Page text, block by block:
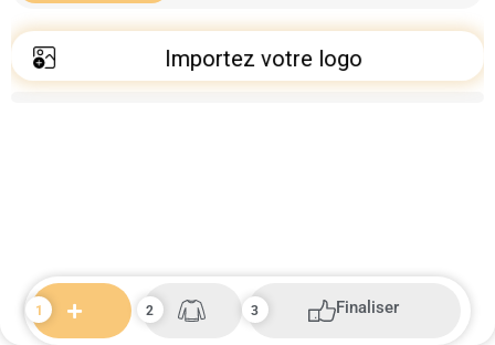
Finaliser
Importez votre logo